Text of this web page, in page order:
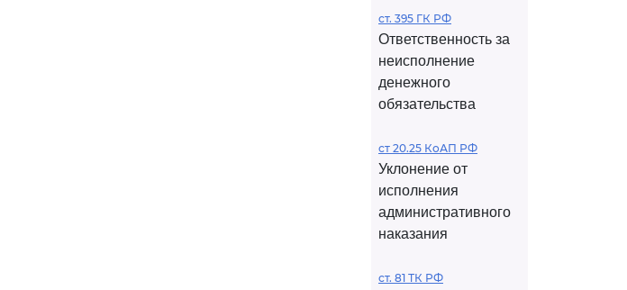
ст. 395 ГК РФ
Ответственность за
неисполнение
денежного
обязательства
ст 20.25 КоАП РФ
Уклонение от
исполнения
административного
наказания
ст. 81 ТК РФ